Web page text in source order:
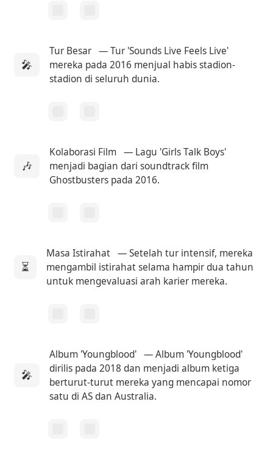
🎤
Tur Besar — Tur 'Sounds Live Feels Live'
mereka pada 2016 menjual habis stadion-
stadion di seluruh dunia.
🎶
Kolaborasi Film — Lagu 'Girls Talk Boys'
menjadi bagian dari soundtrack film
Ghostbusters pada 2016.
⏳
Masa Istirahat — Setelah tur intensif, mereka
mengambil istirahat selama hampir dua tahun
untuk mengevaluasi arah karier mereka.
🎤
Album 'Youngblood' — Album 'Youngblood'
dirilis pada 2018 dan menjadi album ketiga
berturut-turut mereka yang mencapai nomor
satu di AS dan Australia.